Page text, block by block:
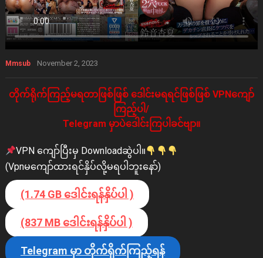
Mmsub November 2, 2023
တိုက်ရိုက်ကြည့်မရတာဖြစ်ဖြစ် ဒေါင်းမရရင်ဖြစ်ဖြစ် VPNကျော်
ကြည့်ပါ/
Telegram မှာပဲဒေါင်းကြပါခင်ဗျာ။
VPN ကျော်ပြီးမှ Downloadဆွဲပါ။
(Vpnမကျော်ထားရင်နှိပ်လို့မရပါဘူးနော်)
(1.74 GB ဒေါင်းရန်နှိပ်ပါ )
(837 MB ဒေါင်းရန်နှိပ်ပါ )
Telegram မှာ တိုက်ရိုက်ကြည့်ရန်